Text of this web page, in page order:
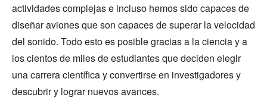
actividades complejas e incluso hemos sido capaces de
diseñar aviones que son capaces de superar la velocidad
del sonido. Todo esto es posible gracias a la ciencia y a
los cientos de miles de estudiantes que deciden elegir
una carrera científica y convertirse en investigadores y
descubrir y lograr nuevos avances.